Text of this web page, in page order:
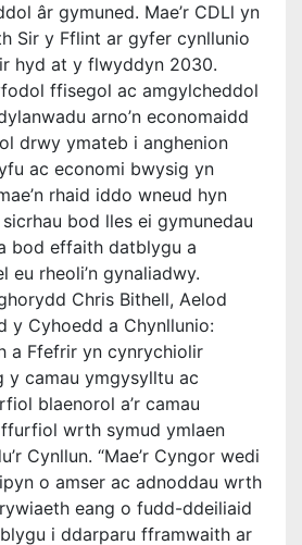
âr gymuned. Mae’r CDLl yn
Sir y Fflint ar gyfer cynllunio
hyd at y flwyddyn 2030.
ffisegol ac amgylcheddol
arno’n economaidd
drwy ymateb i anghenion
ac economi bwysig yn
rhaid iddo wneud hyn
bod lles ei gymunedau
bod effaith datblygu a
eu rheoli’n gynaliadwy.
Chris Bithell, Aelod
y Cyhoedd a Chynllunio:
a Ffefrir yn cynrychiolir
y camau ymgysylltu ac
blaenorol a’r camau
wrth symud ymlaen
Cynllun. “Mae’r Cyngor wedi
o amser ac adnoddau wrth
eang o fudd-ddeiliaid
i ddarparu fframwaith ar